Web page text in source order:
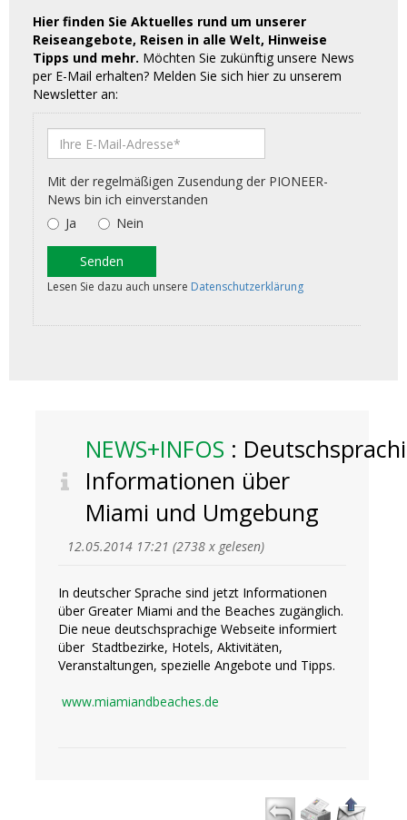
Hier finden Sie Aktuelles rund um unserer
Reiseangebote, Reisen in alle Welt, Hinweise
Tipps und mehr. Möchten Sie zukünftig unsere News
per E-Mail erhalten? Melden Sie sich hier zu unserem
Newsletter an:
NEWS+INFOS :
Informationen über
Miami und Umgebung
12.05.2014 17:21 (2738 x gelesen)
In deutscher Sprache sind jetzt Informationen
über Greater Miami and the Beaches zugänglich.
Die neue deutschsprachige Webseite informiert
über Stadtbezirke, Hotels, Aktivitäten,
Veranstaltungen, spezielle Angebote und Tipps.
www.miamiandbeaches.de